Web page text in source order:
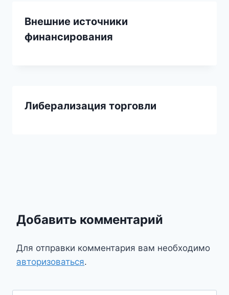
Внешние источники
финансирования
Либерализация торговли
Добавить комментарий
Для отправки комментария вам необходимо
авторизоваться.